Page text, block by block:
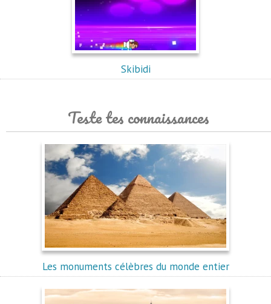
Skibidi
Teste tes connaissances
Les monuments célèbres du monde entier